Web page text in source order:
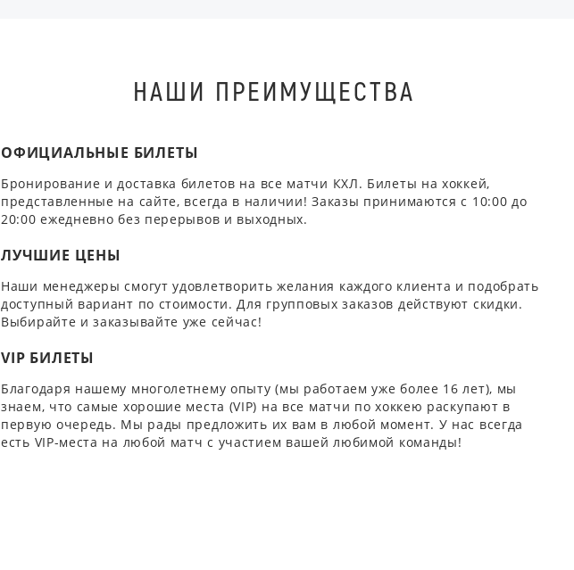
НАШИ ПРЕИМУЩЕСТВА
ОФИЦИАЛЬНЫЕ БИЛЕТЫ
Бронирование и доставка билетов на все матчи КХЛ. Билеты на хоккей,
представленные на сайте, всегда в наличии! Заказы принимаются с 10:00 до
20:00 ежедневно без перерывов и выходных.
ЛУЧШИЕ ЦЕНЫ
Наши менеджеры смогут удовлетворить желания каждого клиента и подобрать
доступный вариант по стоимости. Для групповых заказов действуют скидки.
Выбирайте и заказывайте уже сейчас!
VIP БИЛЕТЫ
Благодаря нашему многолетнему опыту (мы работаем уже более 16 лет), мы
знаем, что самые хорошие места (VIP) на все матчи по хоккею раскупают в
первую очередь. Мы рады предложить их вам в любой момент. У нас всегда
есть VIP-места на любой матч с участием вашей любимой команды!